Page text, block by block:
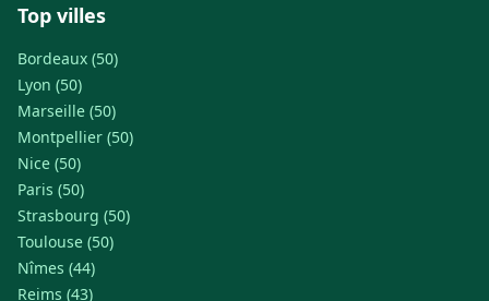
Top villes
Bordeaux (50)
Lyon (50)
Marseille (50)
Montpellier (50)
Nice (50)
Paris (50)
Strasbourg (50)
Toulouse (50)
Nîmes (44)
Reims (43)